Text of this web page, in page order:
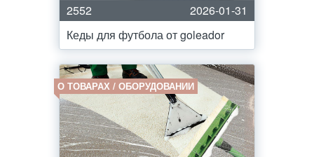
2552
2026-01-31
Кеды для футбола от goleador
О ТОВАРАХ / ОБОРУДОВАНИИ